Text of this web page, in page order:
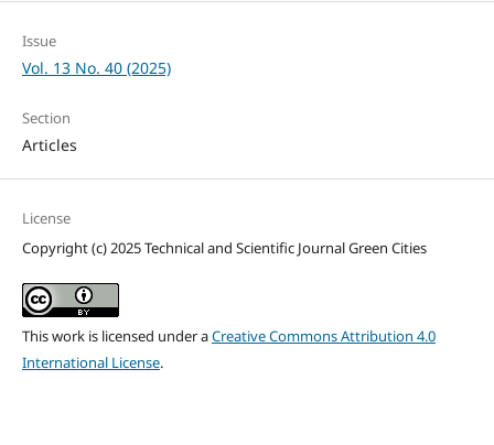
Issue
Vol. 13 No. 40 (2025)
Section
Articles
License
Copyright (c) 2025 Technical and Scientific Journal Green Cities
This work is licensed under aCreative Commons Attribution 4.0
International License.